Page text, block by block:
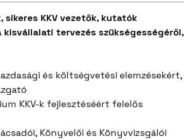
sikeres KKV vezetők, kutatók
tervezés szükségességéről,
és költségvetési elemzésekért,
KKV-k fejlesztéséért felelős
Könyvelői és Könyvvizsgálói